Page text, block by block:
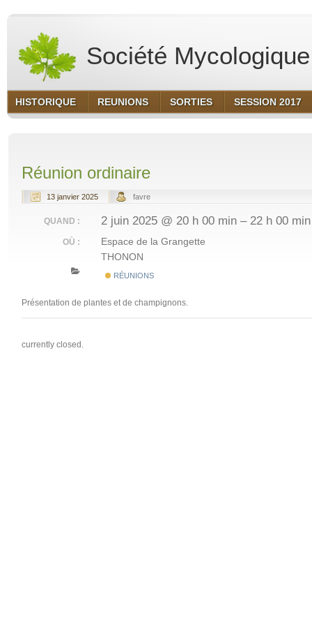
Société
HISTORIQUE REUNIONS SORTIES SESSION 2017
Réunion ordinaire
13 janvier 2025 favre
QUAND : 2 juin 2025 @ 20 h 00 min – 22 h 00 min
OÙ :
Espace de la Grangette
THONON
RÉUNIONS
Présentation de plantes et de champignons.
currently closed.